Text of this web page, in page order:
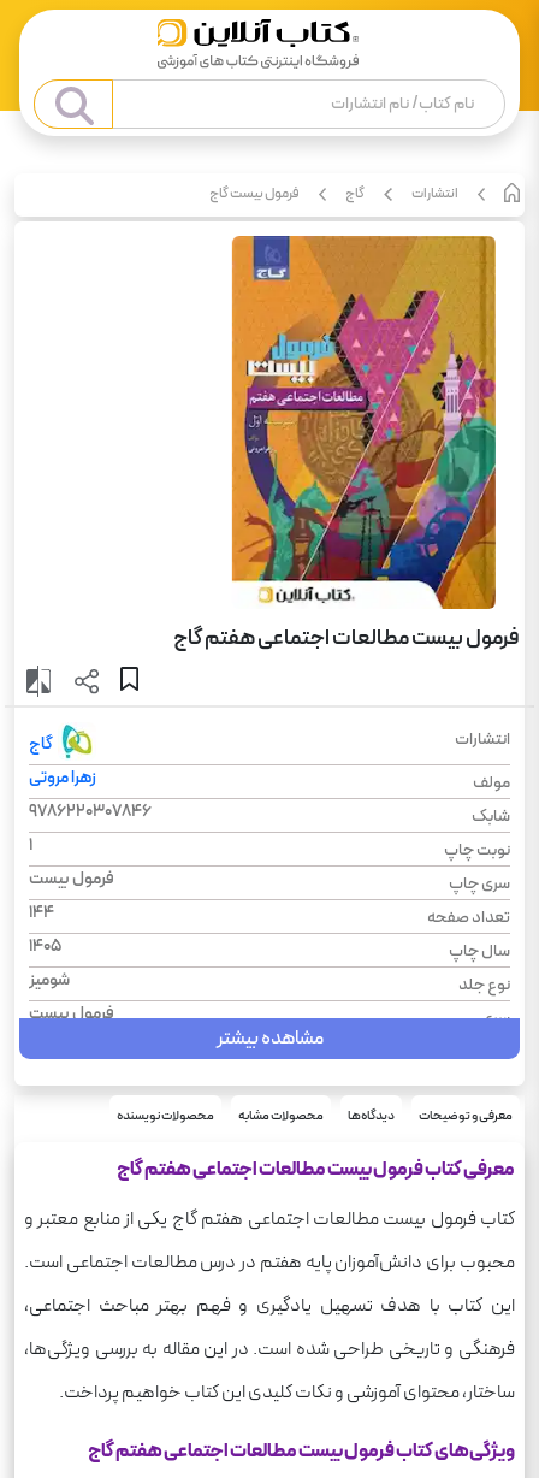
انتشارات گاج فرمول بیست گاج
فرمول بیست مطالعات اجتماعی هفتم گاج
انتشارات
گاج
مولف
زهرا مروتی
شابک
9786220307846
نوبت چاپ
1
سری چاپ
فرمول بیست
تعداد صفحه
144
سال چاپ
1405
نوع جلد
شومیز
سری
فرمول بیست
درس
مطالعات اجتماعی
پایه
مشاهده بیشتر
معرفی و توضیحات دیدگاه‌ها محصولات مشابه محصولات نویسنده
معرفی کتاب فرمول بیست مطالعات اجتماعی هفتم گاج
کتاب فرمول بیست مطالعات اجتماعی هفتم گاج یکی از منابع معتبر و
محبوب برای دانش‌آموزان پایه هفتم در درس مطالعات اجتماعی است.
این کتاب با هدف تسهیل یادگیری و فهم بهتر مباحث اجتماعی،
فرهنگی و تاریخی طراحی شده است. در این مقاله به بررسی ویژگی‌ها،
ساختار، محتوای آموزشی و نکات کلیدی این کتاب خواهیم پرداخت.
ویژگی‌های کتاب فرمول بیست مطالعات اجتماعی هفتم گاج